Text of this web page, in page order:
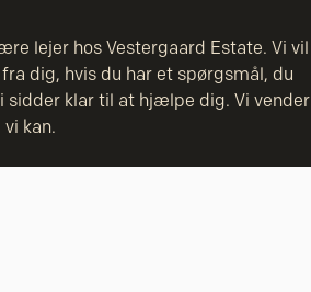
lejer hos Vestergaard Estate. Vi vil
dig, hvis du har et spørgsmål, du
sidder klar til at hjælpe dig. Vi vender
kan.